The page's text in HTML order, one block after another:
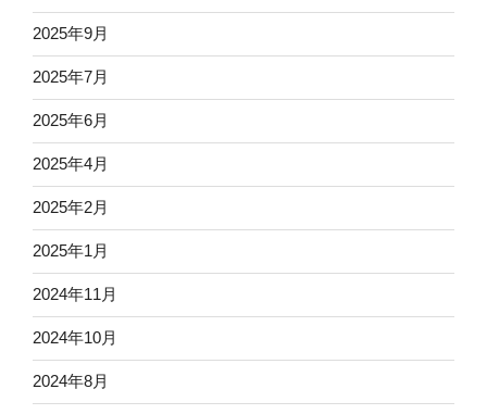
2025年9月
2025年7月
2025年6月
2025年4月
2025年2月
2025年1月
2024年11月
2024年10月
2024年8月